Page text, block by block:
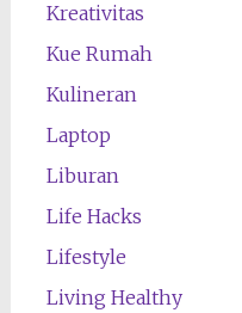
Kreativitas
Kue Rumah
Kulineran
Laptop
Liburan
Life Hacks
Lifestyle
Living Healthy